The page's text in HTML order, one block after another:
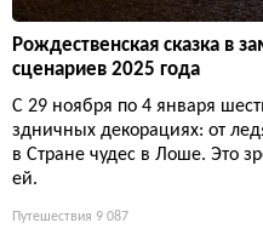
Рождественская сказка в
сценариев 2025 года
С 29 ноября по 4 января
здничных декорациях: от
в Стране чудес в Лоше. Это
ей.
Путешествия 9 087